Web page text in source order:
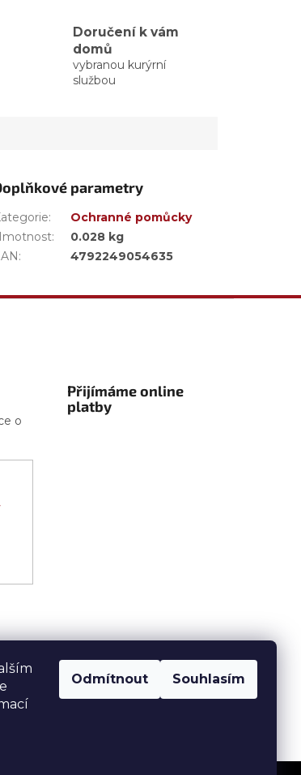
Odmítnout Souhlasím
Doručení k vám
domů
vybranou kurýrní
službou
parametry
:
Ochranné pomůcky
:
0.028 kg
: 4792249054635
o
Přijímáme online
platby